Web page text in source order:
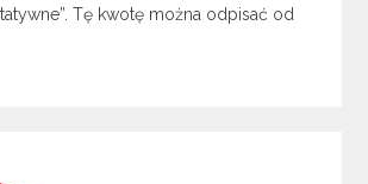
Tę kwotę można odpisać od